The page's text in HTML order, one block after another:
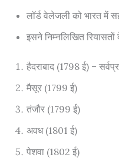
लॉर्ड वेलेजली को भारत में
इसने निम्नलिखित
हैदराबाद (1798 ई) –
मैसूर (1799 ई)
तंजौर (1799 ई)
अवध (1801 ई)
पेशवा (1802 ई)